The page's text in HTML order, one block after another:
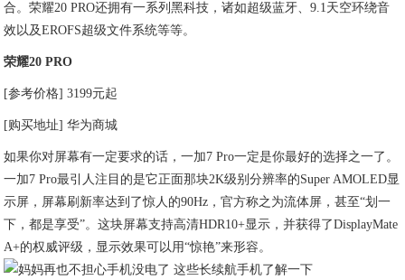
合。荣耀20 PRO还拥有一系列黑科技，诸如超级蓝牙、9.1天空环绕音
效以及EROFS超级文件系统等等。
荣耀20 PRO
[参考价格] 3199元起
[购买地址] 华为商城
如果你对屏幕有一定要求的话，一加7 Pro一定是你最好的选择之一了。
一加7 Pro最引人注目的是它正面那块2K级别分辨率的Super AMOLED显
示屏，屏幕刷新率达到了惊人的90Hz，官方称之为流体屏，甚至“划一
下，都是享受”。这块屏幕支持高清HDR10+显示，并获得了DisplayMate
A+的权威评级，显示效果可以用“惊艳”来形容。